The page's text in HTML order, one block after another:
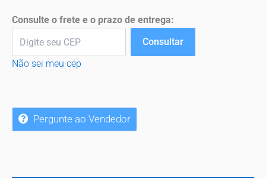
Consulte o frete e o prazo de entrega:
Consultar
Não sei meu cep
Pergunte ao Vendedor